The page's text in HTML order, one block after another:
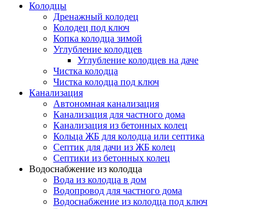
Колодцы
Дренажный колодец
Колодец под ключ
Копка колодца зимой
Углубление колодцев
Углубление колодцев на даче
Чистка колодца
Чистка колодца под ключ
Канализация
Автономная канализация
Канализация для частного дома
Канализация из бетонных колец
Кольца ЖБ для колодца или септика
Септик для дачи из ЖБ колец
Септики из бетонных колец
Водоснабжение из колодца
Вода из колодца в дом
Водопровод для частного дома
Водоснабжение из колодца под ключ